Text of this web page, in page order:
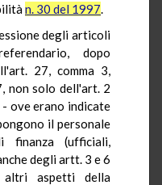
n. 30 del 1997.
degli articoli
dopo
27, comma 3,
non solo dell'art. 2
ove erano indicate
il personale
finanza (ufficiali,
degli artt. 3 e 6
aspetti della